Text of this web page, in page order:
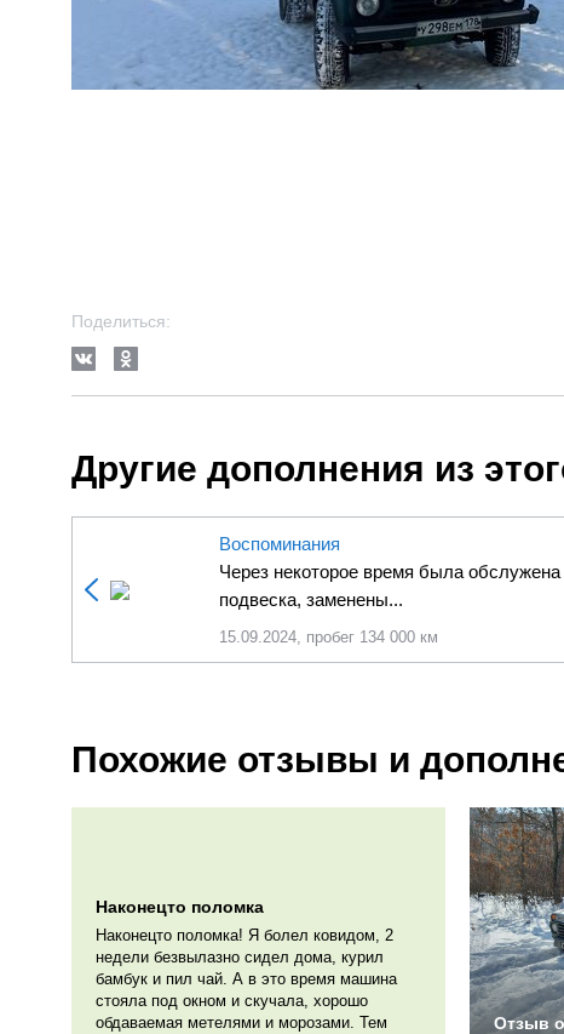
Поделиться:
Другие дополнения из
Воспоминания
Через некоторое время была обслужена
подвеска, заменены...
15.09.2024, пробег 134 000 км
Похожие отзывы и
Наконецто поломка
Наконецто поломка! Я болел ковидом, 2
недели безвылазно сидел дома, курил
бамбук и пил чай. А в это время машина
стояла под окном и скучала, хорошо
обдаваемая метелями и морозами. Тем
Отзыв